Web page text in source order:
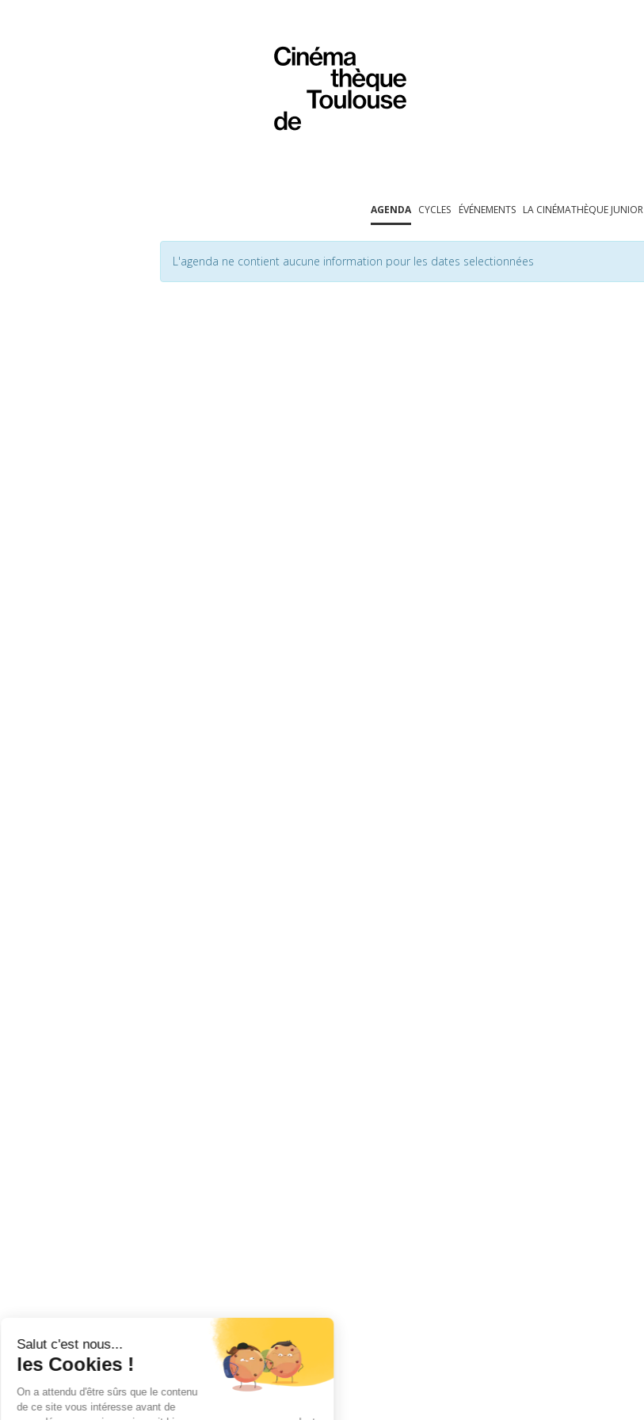
AGENDA CYCLES ÉVÉNEMENTS LA CINÉMATHÈQUE JUNIOR
L'agenda ne contient aucune information pour les dates selectionnées